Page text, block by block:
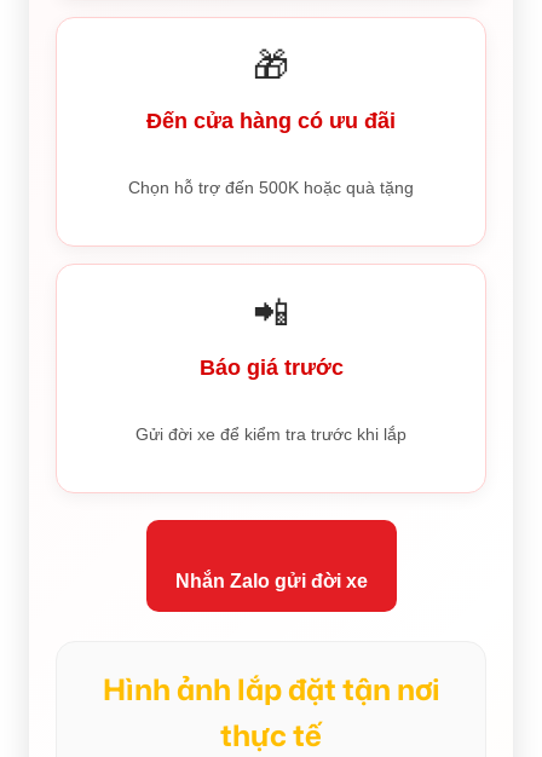
🎁
Đến cửa hàng có ưu đãi
Chọn hỗ trợ đến 500K hoặc quà tặng
📲
Báo giá trước
Gửi đời xe để kiểm tra trước khi lắp
Nhắn Zalo gửi đời xe
Hình ảnh lắp đặt tận nơi
thực tế